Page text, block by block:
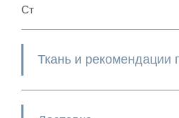
Ст
Ткань и рекомендации